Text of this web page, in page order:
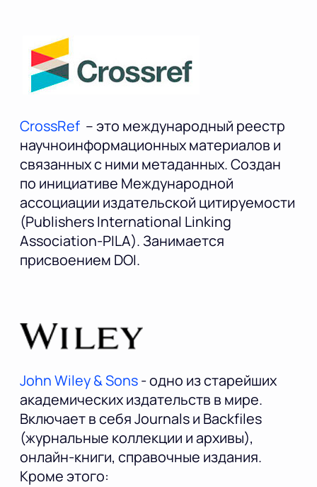
CrossRef – это международный реестр
научноинформационных материалов и
связанных с ними метаданных. Создан
по инициативе Международной
ассоциации издательской цитируемости
(Publishers International Linking
Association-PILA). Занимается
присвоением DOI.
John Wiley & Sons- одно из старейших
академических издательств в мире.
Включает в себя Journals и Backfiles
(журнальные коллекции и архивы),
онлайн-книги, справочные издания.
Кроме этого: